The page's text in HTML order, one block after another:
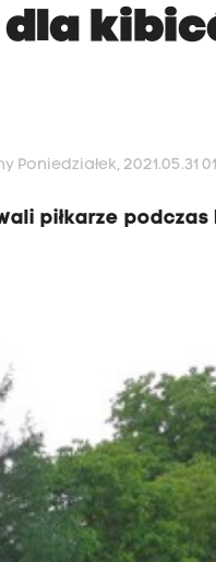
Poniedziałek, 2021.05.31
piłkarze podczas